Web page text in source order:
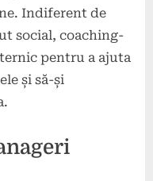
Indiferent de
social, coaching-
pentru a ajuta
și să-și